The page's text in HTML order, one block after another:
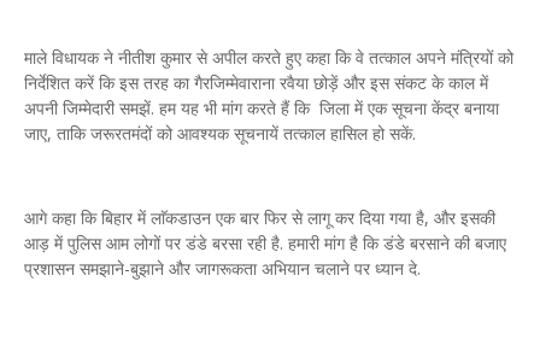
माले विधायक ने नीतीश कुमार से अपील करते हुए कहा कि वे तत्काल अपने मंत्रियों को
निर्देशित करें कि इस तरह का गैरजिम्मेवाराना रवैया छोड़ें और इस संकट के काल में
अपनी जिम्मेदारी समझें. हम यह भी मांग करते हैं कि जिला में एक सूचना केंद्र बनाया
जाए, ताकि जरूरतमंदों को आवश्यक सूचनायें तत्काल हासिल हो सकें.
आगे कहा कि बिहार में लाॅकडाउन एक बार फिर से लागू कर दिया गया है, और इसकी
आड़ में पुलिस आम लोगों पर डंडे बरसा रही है. हमारी मांग है कि डंडे बरसाने की बजाए
प्रशासन समझाने-बुझाने और जागरूकता अभियान चलाने पर ध्यान दे.